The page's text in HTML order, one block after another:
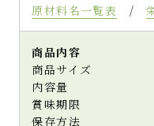
原材料名一覧表 /
商品内容
商品サイズ
内容量
賞味期限
保存方法